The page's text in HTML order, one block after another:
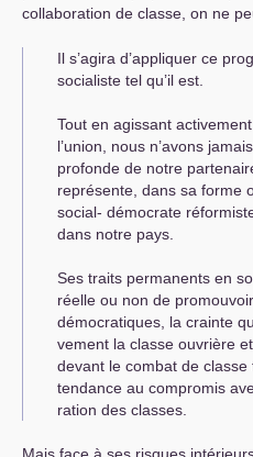
collaboration de classe, on ne
Il s’agira d’appliquer ce
socialiste tel qu’il est.
Tout en agissant
l’union, nous n’avons
profonde de notre
représente, dans sa forme
social- démocrate
dans notre pays.
Ses traits permanents en
réelle ou non de
démocratiques, la crainte
vement la classe ouvrière
devant le combat de
tendance au compromis
ration des classes.
Mais face à ses risques